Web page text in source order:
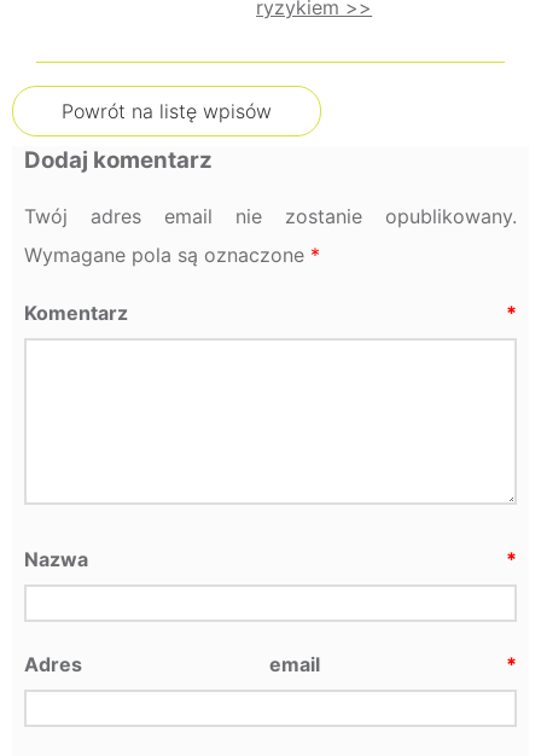
ryzykiem >>
Powrót na listę wpisów
Dodaj komentarz
Twój adres email nie zostanie opublikowany.
Wymagane pola są oznaczone *
Komentarz *
Nazwa *
Adres email *